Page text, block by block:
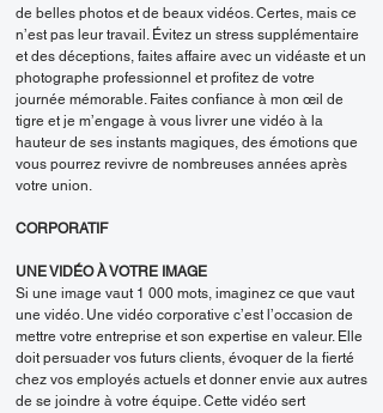
de belles photos et de beaux vidéos. Certes, mais ce
n’est pas leur travail. Évitez un stress supplémentaire
et des déceptions, faites affaire avec un vidéaste et un
photographe professionnel et profitez de votre
journée mémorable. Faites confiance à mon œil de
tigre et je m’engage à vous livrer une vidéo à la
hauteur de ses instants magiques, des émotions que
vous pourrez revivre de nombreuses années après
votre union.
CORPORATIF
UNE VIDÉO À VOTRE IMAGE
Si une image vaut 1 000 mots, imaginez ce que vaut
une vidéo. Une vidéo corporative c’est l’occasion de
mettre votre entreprise et son expertise en valeur. Elle
doit persuader vos futurs clients, évoquer de la fierté
chez vos employés actuels et donner envie aux autres
de se joindre à votre équipe. Cette vidéo sert